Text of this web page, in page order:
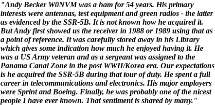
"Andy Becker W0NVM was a ham for 54 years. His primary
interests were antennas, test equipment and green radios - the latter
as evidenced by the SSR-5B. It is not known how he acquired it.
But Andy first showed us the receiver in 1988 or 1989 using that as
a point of reference. It was carefully stored away in his Library
which gives some indication how much he enjoyed having it. He
was a US Army veteran and as a sergeant was assigned to the
Panama Canal Zone in the post WWII/Korea era. Our expectations
is he acquired the SSR-5B during that tour of duty. He spent a full
career in telecommunications and electronics. His major employers
were Sprint and Boeing. Finally, he was probably one of the nicest
people I have ever known. That sentiment is shared by many."